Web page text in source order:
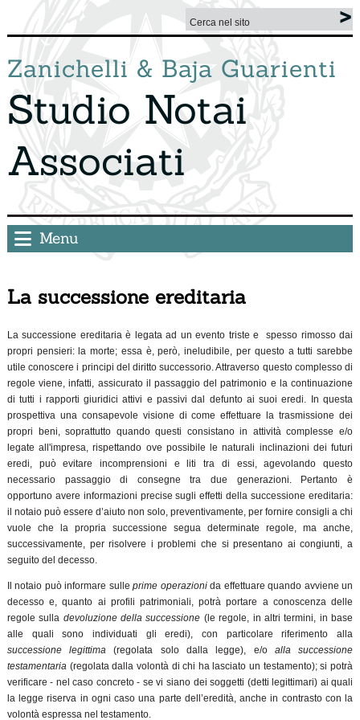
Zanichelli & Baja Guarienti
Studio Notai
Associati
Menu
La successione ereditaria
La successione ereditaria è legata ad un evento triste e spesso rimosso dai
propri pensieri: la morte; essa è, però, ineludibile, per questo a tutti sarebbe
utile conoscere i principi del diritto successorio. Attraverso questo complesso di
regole viene, infatti, assicurato il passaggio del patrimonio e la continuazione
di tutti i rapporti giuridici attivi e passivi dal defunto ai suoi eredi. In questa
prospettiva una consapevole visione di come effettuare la trasmissione dei
propri beni, soprattutto quando questi consistano in attività complesse e/o
legate all'impresa, rispettando ove possibile le naturali inclinazioni dei futuri
eredi, può evitare incomprensioni e liti tra di essi, agevolando questo
necessario passaggio di consegne tra due generazioni. Pertanto è
opportuno avere informazioni precise sugli effetti della successione ereditaria:
il notaio può essere d’aiuto non solo, preventivamente, per fornire consigli a chi
vuole che la propria successione segua determinate regole, ma anche,
successivamente, per risolvere i problemi che si presentano ai congiunti, a
seguito del decesso.
Il notaio può informare sulle prime operazionida effettuare quando avviene un
decesso e, quanto ai profili patrimoniali, potrà portare a conoscenza delle
regole sulla devoluzione della successione (le regole, in altri termini, in base
alle quali sono individuati gli eredi), con particolare riferimento alla
successione legittima (regolata solo dalla legge), e/o alla successione
testamentaria(regolata dalla volontà di chi ha lasciato un testamento); si potrà
verificare - nel caso concreto - se vi siano dei soggetti (detti legittimari) ai quali
la legge riserva in ogni caso una parte dell’eredità, anche in contrasto con la
volontà espressa nel testamento.